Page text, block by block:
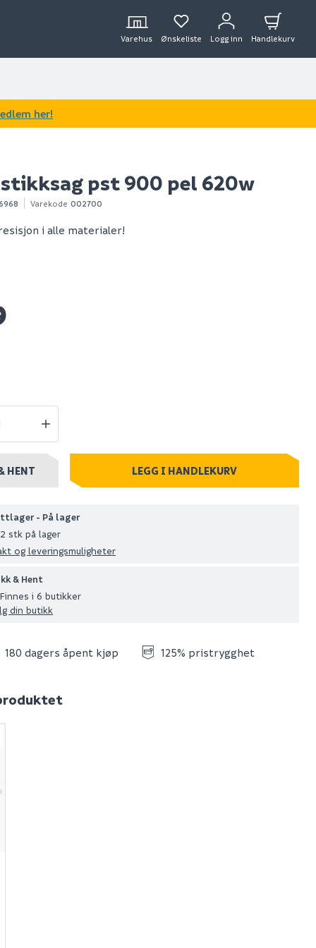
Varehus Ønskeliste Logg inn Handlekurv
OUTLET
stikksag pst 900 pel 620w
Varekode 002700
i alle materialer!
HENT LEGG I HANDLEKURV
- På lager
2 stk på lager
og leveringsmuligheter
& Hent
Finnes i 6 butikker
din butikk
180 dagers åpent kjøp 125% pristrygghet
her!